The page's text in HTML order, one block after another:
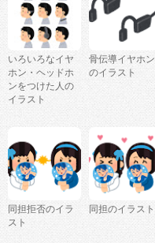
いろいろなイヤ
ホン・ヘッドホ
ンをつけた人の
イラスト
骨伝導イヤホン
のイラスト
同担拒否のイラ
スト
同担のイラスト